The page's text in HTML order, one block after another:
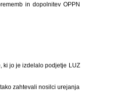
in dopolnitev OPPN
ki jo je izdelalo podjetje LUZ
zahtevali nosilci urejanja